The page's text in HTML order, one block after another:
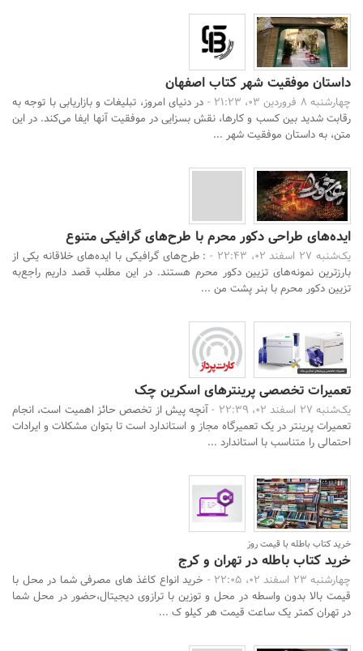
داستان موفقیت شهر کتاب اصفهان
چهارشنبه 8 فروردین 03، 21:23 -
در دنیای امروز، تبلیغات و بازاریابی با توجه به
رقابت شدید بین کسب و کارها، نقش بسزایی در موفقیت آنها ایفا می‌کند. در این
متن، به داستان موفقیت شهر ...
ایده‌های طراحی دکور محرم با طرح‌های گرافیکی متنوع
یک‌شنبه 27 اسفند 02، 22:43 -
: طرح‌های گرافیکی با ایده‌های خلاقانه یکی از
بارزترین نمونه‌های تزیین دکور محرم هستند. در این مطلب قصد داریم راجع‌به
تزیین دکور محرم با بنر پشت من ...
تعمیرات تخصصی پرینترهای اسکرین چک
یک‌شنبه 27 اسفند 02، 22:39 -
آنچه پیش از تخصص حائز اهمیت است، انجام
تعمیرات پرینتر در یک تعمیرگاه مجاز و استاندارد است تا بتوان مشکلات و ایرادات
احتمالی را متناسب با استاندارد ...
خرید کتاب باطله با قیمت روز
خرید کتاب باطله در تهران و کرج
چهارشنبه 23 اسفند 02، 22:05 -
خرید انواع کاغذ های مصرفی شما در محل با
قیمت بالا بدون واسطه در محل و توزین با ترازوی دیجیتال،حضور در محل شما
در تهران کمتر یک ساعت قیمت هر کیلو ک ...